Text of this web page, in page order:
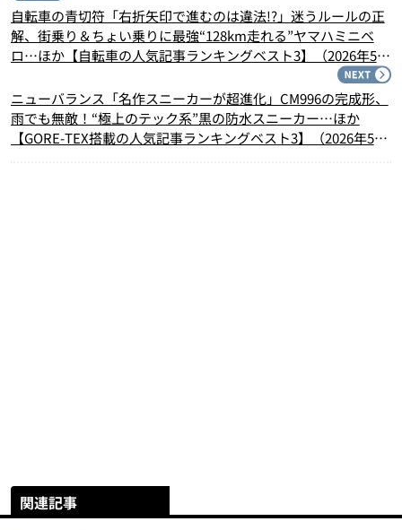
自転車の青切符「右折矢印で進むのは違法!?」迷うルールの正
解、街乗り＆ちょい乗りに最強“128km走れる”ヤマハミニベ
ロ…ほか【自転車の人気記事ランキングベスト3】（2026年5月
ニューバランス「名作スニーカーが超進化」CM996の完成形、
雨でも無敵！“極上のテック系”黒の防水スニーカー…ほか
【GORE-TEX搭載の人気記事ランキングベスト3】（2026年5月
関連記事